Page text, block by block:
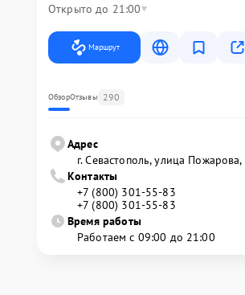
Открыто до 21:00
Маршрут
ОбзорОтзывы 290
Адрес
г. Севастополь, улица Пожарова,
Контакты
+7 (800) 301-55-83
+7 (800) 301-55-83
Время работы
Работаем с 09:00 до 21:00